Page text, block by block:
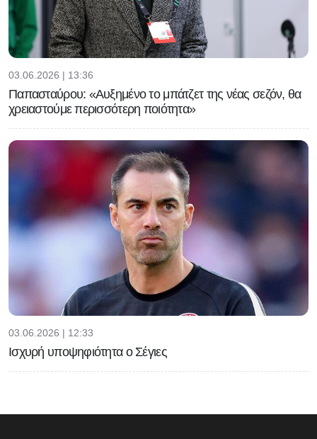
03.06.2026 | 13:36
Παπασταύρου: «Αυξημένο το μπάτζετ της νέας σεζόν, θα
χρειαστούμε περισσότερη ποιότητα»
03.06.2026 | 12:33
Ισχυρή υποψηφιότητα ο Σέγιες